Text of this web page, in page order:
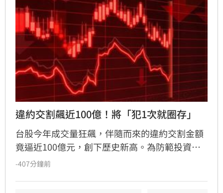
違約交割飆近100億！將「犯1次就圈存」
台股今年成交量狂飆，伴隨而來的違約交割金額
竟逼近100億元，創下歷史新高。為防範投資人
利用高槓桿「空手套白狼」，金管會擬祭出鐵腕
-407分鐘前